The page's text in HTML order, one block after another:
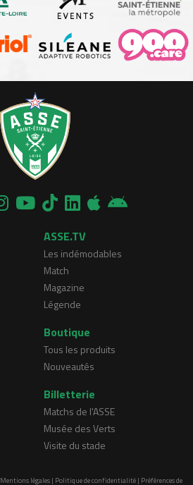
ASSE.TV
Les indémodables
Match
Magazine
Légende
Boutique
Tous les produits
Nouveautés
Billetterie
Matchs de l'ASSE
Musée des Verts
Visite du stade
Mentions légales| Politique de confidentialité| Préférences de